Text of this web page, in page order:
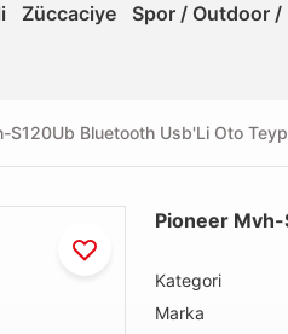
Züccaciye Spor / Outdoor
S120Ub Bluetooth Usb'Li Oto Teyp
Pioneer
Kategori
Marka